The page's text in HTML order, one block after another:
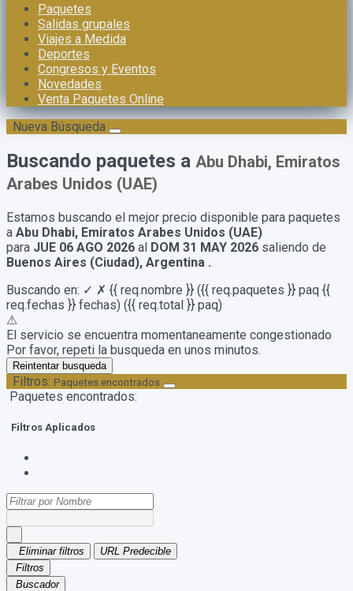
Paquetes
Salidas grupales
Viajes a Medida
Deportes
Congresos y Eventos
Novedades
Venta Paquetes Online
Nueva Búsqueda
Buscando paquetes a Abu Dhabi, Emiratos
Arabes Unidos (UAE)
Estamos buscando el mejor precio disponible para paquetes
a Abu Dhabi, Emiratos Arabes Unidos (UAE)
para JUE 06 AGO 2026 al DOM 31 MAY 2026 saliendo de
Buenos Aires (Ciudad), Argentina .
Buscando en: ✓ ✗ {{ req.nombre }} ({{ req.paquetes }} paq {{
req.fechas }} fechas) ({{ req.total }} paq)
⚠
El servicio se encuentra momentaneamente congestionado
Por favor, repeti la busqueda en unos minutos.
Reintentar busqueda
Filtros: Paquetes encontrados
Paquetes encontrados:
Filtros Aplicados
Eliminar filtros
URL Predecible
Filtros
Buscador